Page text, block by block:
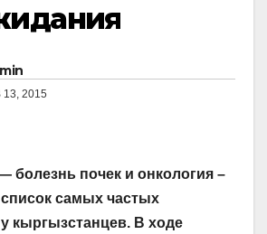
2015
болезнь почек и онкология –
список самых частых
кыргызстанцев. В ходе